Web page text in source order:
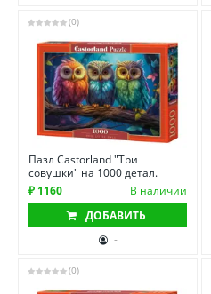
(0)
Пазл Castorland "Три
совушки" на 1000 детал.
₽ 1160
В наличии
ДОБАВИТЬ
-
(0)